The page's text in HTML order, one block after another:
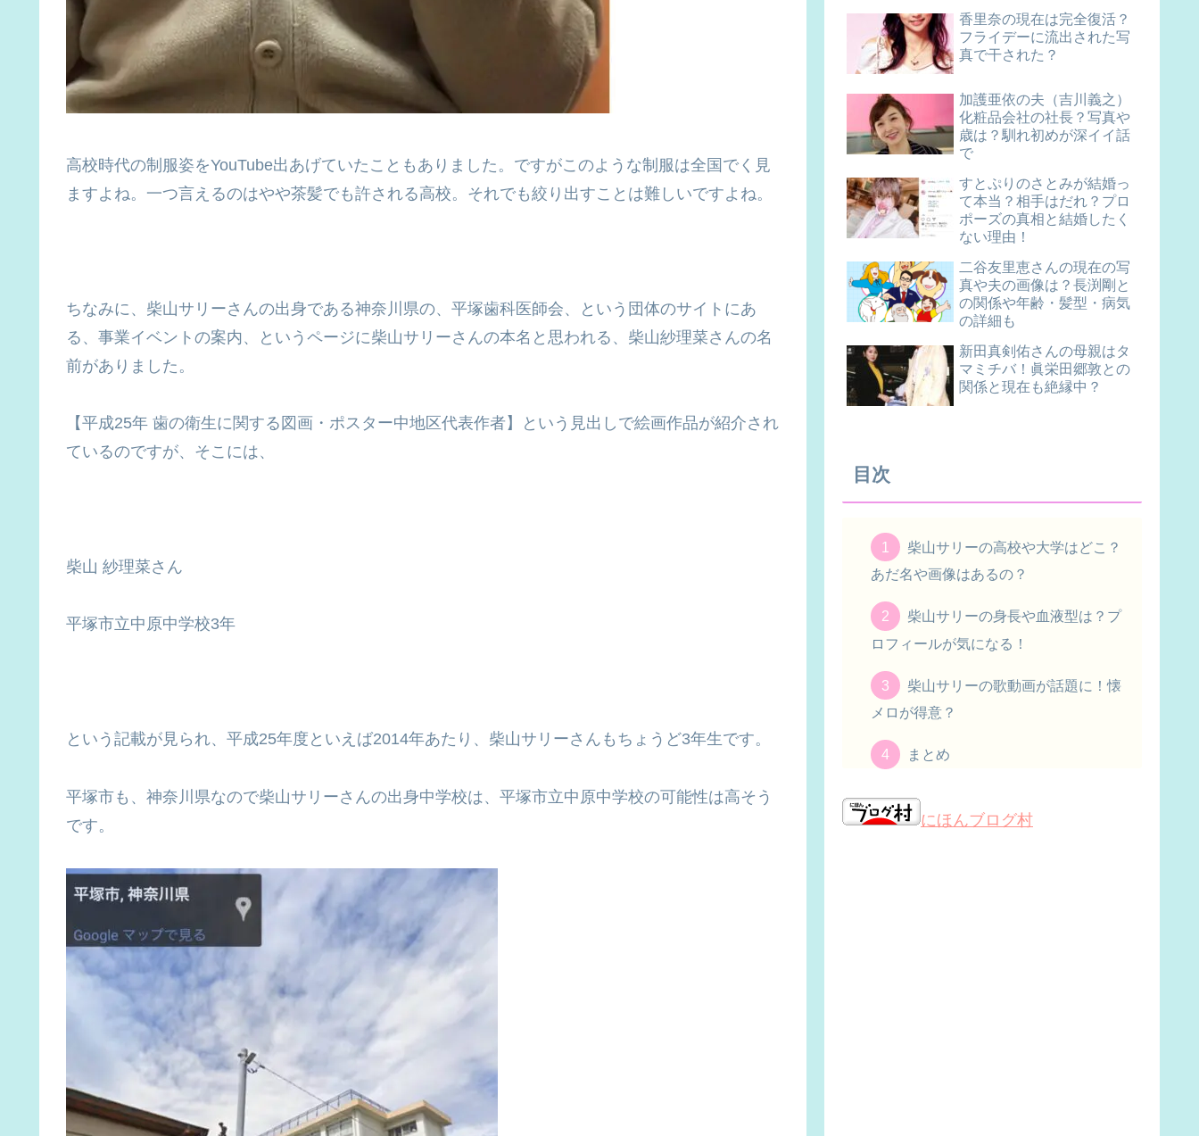
高校時代の制服姿をYouTube出あげていたこともありました。ですがこのような制服は全国でく見
ますよね。一つ言えるのはやや茶髪でも許される高校。それでも絞り出すことは難しいですよね。
ちなみに、柴山サリーさんの出身である神奈川県の、平塚歯科医師会、という団体のサイトにあ
る、事業イベントの案内、というページに柴山サリーさんの本名と思われる、柴山紗理菜さんの名
前がありました。
【平成25年 歯の衛生に関する図画・ポスター中地区代表作者】という見出しで絵画作品が紹介され
ているのですが、そこには、
柴山 紗理菜さん
平塚市立中原中学校3年
という記載が見られ、平成25年度といえば2014年あたり、柴山サリーさんもちょうど3年生です。
平塚市も、神奈川県なので柴山サリーさんの出身中学校は、平塚市立中原中学校の可能性は高そう
です。
香里奈の現在は完全復活？
フライデーに流出された写
真で干された？
加護亜依の夫（吉川義之）
化粧品会社の社長？写真や
歳は？馴れ初めが深イイ話
で
すとぷりのさとみが結婚っ
て本当？相手はだれ？プロ
ポーズの真相と結婚したく
ない理由！
二谷友里恵さんの現在の写
真や夫の画像は？長渕剛と
の関係や年齢・髪型・病気
の詳細も
新田真剣佑さんの母親はタ
マミチバ！眞栄田郷敦との
関係と現在も絶縁中？
目次
柴山サリーの高校や大学はどこ？
あだ名や画像はあるの？
柴山サリーの身長や血液型は？プ
ロフィールが気になる！
柴山サリーの歌動画が話題に！懐
メロが得意？
まとめ
にほんブログ村